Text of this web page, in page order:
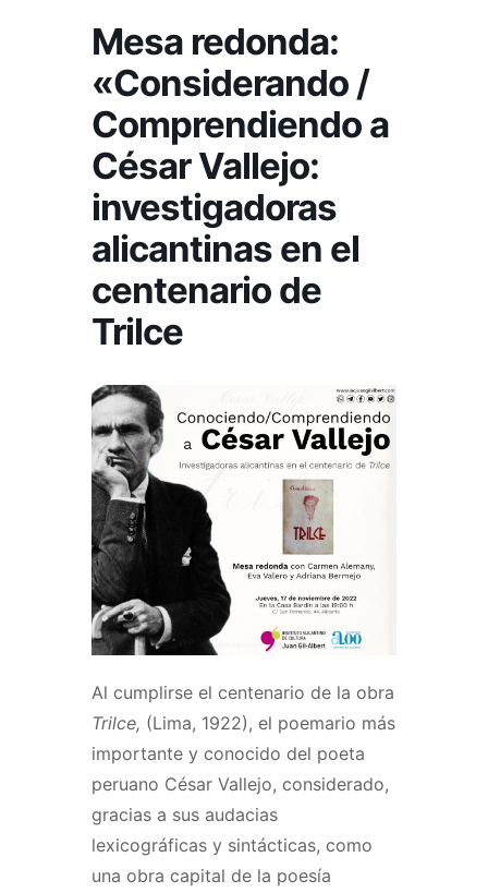
Mesa redonda:
«Considerando /
Comprendiendo a
César Vallejo:
investigadoras
alicantinas en el
centenario de
Trilce
Al cumplirse el centenario de la obra
Trilce, (Lima, 1922), el poemario más
importante y conocido del poeta
peruano César Vallejo, considerado,
gracias a sus audacias
lexicográficas y sintácticas, como
una obra capital de la poesía